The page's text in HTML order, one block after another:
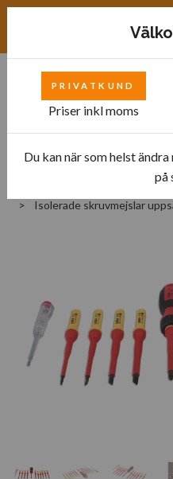
Isolerade skruvmejslar
PRIVATKUND
Priser inkl moms
Du kan när som helst
på